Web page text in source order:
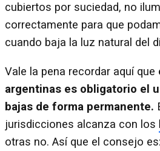
cubiertos por suciedad, no
correctamente para que
cuando baja la luz natural del
Vale la pena recordar aquí que
argentinas es obligatorio el
bajas de forma permanente.
jurisdicciones alcanza con los
otras no. Así que el consejo